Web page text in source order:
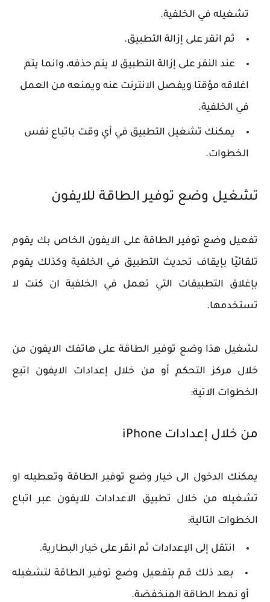
تشغيله في الخلفية.
ثم انقر على إزالة التطبيق.
عند النقر على إزالة التطبيق لا يتم حذفه، وانما يتم
اغلاقه مؤقتا ويفصل الانترنت عنه ويمنعه من العمل
في الخلفية.
يمكنك تشغيل التطبيق في أي وقت باتباع نفس
الخطوات.
تشغيل وضع توفير الطاقة للايفون
تفعيل وضع توفير الطاقة على الايفون الخاص بك يقوم
تلقائيًا بإيقاف تحديث التطبيق في الخلفية وكذلك يقوم
بإغلاق التطبيقات التي تعمل في الخلفية ان كنت لا
تستخدمها.
لشغيل هذا وضع توفير الطاقة على هاتفك الايفون من
خلال مركز التحكم أو من خلال إعدادات الايفون اتبع
الخطوات الاتية:
من خلال إعدادات iPhone
يمكنك الدخول الى خيار وضع توفير الطاقة وتعطيله او
تشغيله من خلال تطبيق الاعدادات للايفون عبر اتباع
الخطوات التالية:
انتقل إلى الإعدادات ثم انقر على خيار البطارية.
بعد ذلك قم بتفعيل وضع توفير الطاقة لتشغيله
أو نمط الطاقة المنخفضة.